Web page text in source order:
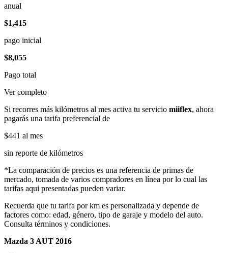
anual
$1,415
pago inicial
$8,055
Pago total
Ver completo
Si recorres más kilómetros al mes activa tu servicio miiflex, ahora
pagarás una tarifa preferencial de
$441 al mes
sin reporte de kilómetros
*La comparación de precios es una referencia de primas de
mercado, tomada de varios compradores en línea por lo cual las
tarifas aqui presentadas pueden variar.
Recuerda que tu tarifa por km es personalizada y depende de
factores como: edad, género, tipo de garaje y modelo del auto.
Consulta términos y condiciones.
Mazda 3 AUT 2016